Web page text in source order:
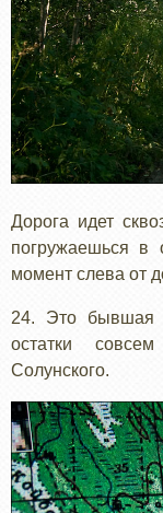
Дорога идет
погружаешься в
момент слева от
24. Это бывшая
остатки
Солунского.